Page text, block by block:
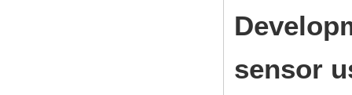
sensor